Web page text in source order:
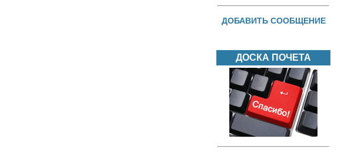
ДОБАВИТЬ СООБЩЕНИЕ
ДОСКА ПОЧЕТА